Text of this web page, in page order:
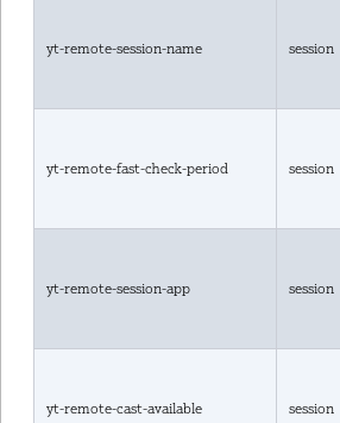
yt-remote-session-name session
yt-remote-fast-check-period session
yt-remote-session-app session
yt-remote-cast-available session